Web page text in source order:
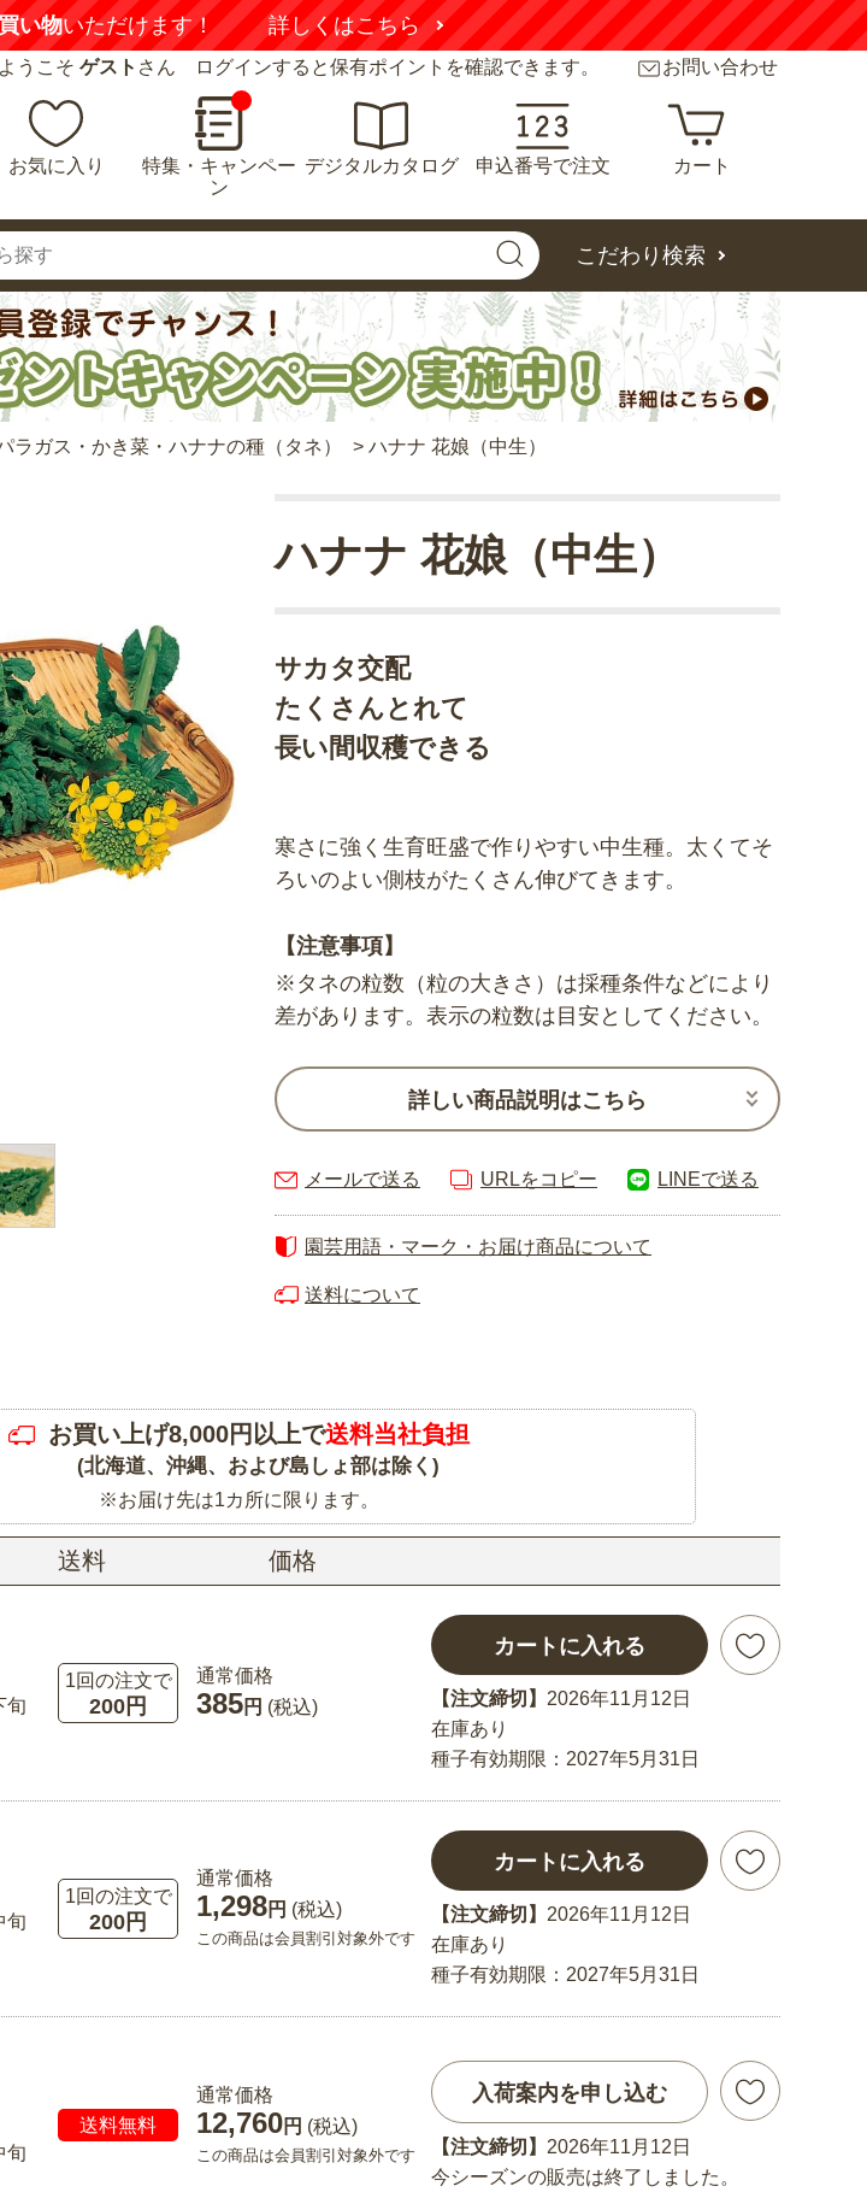
い物いただけます！ 詳しくはこちら
ようこそ ゲスト さん ログインすると保有ポイントを確認できます。 お問い合わせ
お気に入り
特集・キャンペー
ン
デジタルカタログ 申込番号で注文 カート
こだわり検索
ラガス・かき菜・ハナナの種（タネ） > ハナナ 花娘（中生）
サカタ交配
たくさんとれて
長い間収穫できる
ハナナ 花娘（中生）
寒さに強く生育旺盛で作りやすい中生種。太くてそ
ろいのよい側枝がたくさん伸びてきます。
【注意事項】
※タネの粒数（粒の大きさ）は採種条件などにより
差があります。表示の粒数は目安としてください。
詳しい商品説明はこちら
メールで送る URLをコピー LINEで送る
園芸用語・マーク・お届け商品について
送料について
お買い上げ8,000円以上で送料当社負担
(北海道、沖縄、および島しょ部は除く)
※お届け先は1カ所に限ります。
送料 価格
旬
1回の注文で
200円
通常価格
385円 (税込)
カートに入れる
【注文締切】 2026年11月12日
在庫あり
種子有効期限：2027年5月31日
旬
1回の注文で
200円
通常価格
1,298円 (税込)
この商品は会員割引対象外です
カートに入れる
【注文締切】 2026年11月12日
在庫あり
種子有効期限：2027年5月31日
旬
送料無料
通常価格
12,760円 (税込)
この商品は会員割引対象外です
入荷案内を申し込む
【注文締切】 2026年11月12日
今シーズンの販売は終了しました。